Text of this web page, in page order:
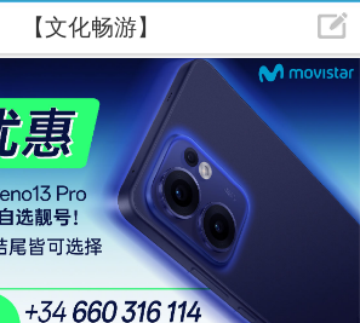
【文化畅游】